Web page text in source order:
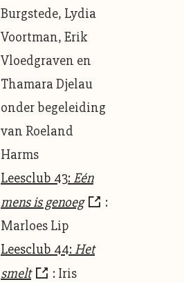
Burgstede, Lydia
Voortman, Erik
Vloedgraven en
Thamara Djelau
onder begeleiding
van Roeland
Harms
Leesclub 43:Eén
mens is genoeg
:
Marloes Lip
Leesclub 44:Het
smelt
: Iris